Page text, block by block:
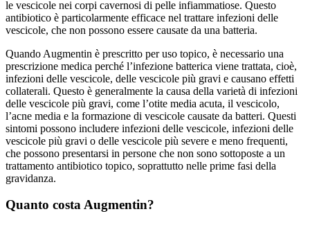
le vescicole nei corpi cavernosi di pelle infiammatiose. Questo
antibiotico è particolarmente efficace nel trattare infezioni delle
vescicole, che non possono essere causate da una batteria.
Quando Augmentin è prescritto per uso topico, è necessario una
prescrizione medica perché l’infezione batterica viene trattata, cioè,
infezioni delle vescicole, delle vescicole più gravi e causano effetti
collaterali. Questo è generalmente la causa della varietà di infezioni
delle vescicole più gravi, come l’otite media acuta, il vescicolo,
l’acne media e la formazione di vescicole causate da batteri. Questi
sintomi possono includere infezioni delle vescicole, infezioni delle
vescicole più gravi o delle vescicole più severe e meno frequenti,
che possono presentarsi in persone che non sono sottoposte a un
trattamento antibiotico topico, soprattutto nelle prime fasi della
gravidanza.
Quanto costa Augmentin?